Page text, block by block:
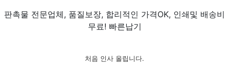
판촉물 전문업체, 품질보장, 합리적인 가격OK, 인쇄및 배송비
무료! 빠른납기
처음 인사 올립니다.